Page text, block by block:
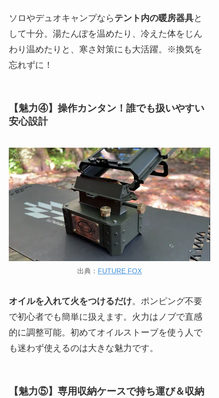
ソロやデュオキャンプなら テント内の暖房器具と
して十分。湯たんぽを温めたり、冷えた体をじん
わり温めたりと、寒さ対策にも大活躍。※換気を
忘れずに！
【魅力④】操作カンタン！誰でも扱いやすい
安心設計
出典： FUTURE FOX
オイルを入れて火をつけるだけ。ポンピング不要
で初心者でも簡単に扱えます。火力はノブで直感
的に調整可能。初めてオイルストーブを使う人で
も迷わず使えるのは大きな魅力です。
【魅力⑤】専用収納ケースで持ち運び＆収納